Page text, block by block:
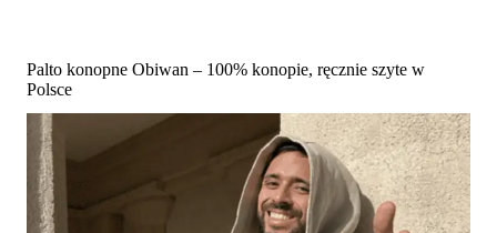
Palto konopne Obiwan – 100% konopie, ręcznie szyte w
Polsce